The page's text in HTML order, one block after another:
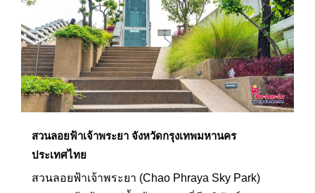
สวนลอยฟ้าเจ้าพระยา จังหวัดกรุงเทพมหานคร
ประเทศไทย
สวนลอยฟ้าเจ้าพระยา (Chao Phraya Sky Park)